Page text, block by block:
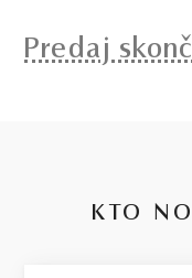
Predaj
KTO